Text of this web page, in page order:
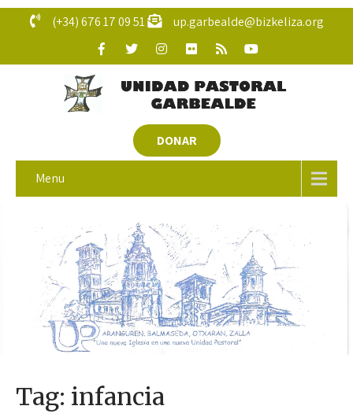
(+34) 676 17 09 51 up.garbealde@bizkeliza.org
DONAR
Menu
Tag: infancia